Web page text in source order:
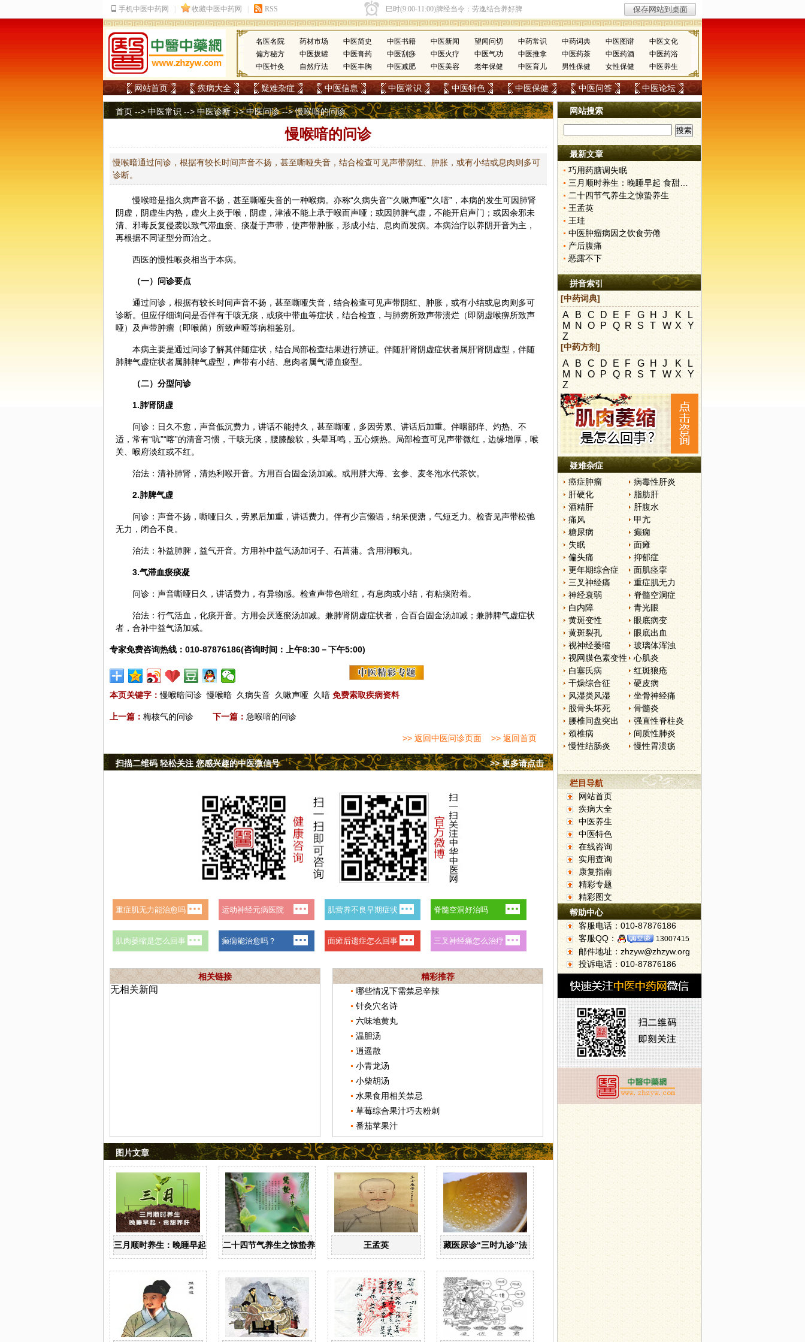
名医名院 药材市场 中医简史 中医书籍 中医新闻 望闻问切 中药常识 中药词典 中医图谱
中医文化
偏方秘方
中医拔罐 中医膏药 中医刮痧 中医火疗 中医气功 中医推拿 中医药茶 中医药酒
中医药浴
中医针灸
自然疗法 中医丰胸 中医减肥 中医美容 老年保健 中医育儿 男性保健 女性保健 中医养生
网站首页 疾病大全 疑难杂症 中医信息 中医常识 中医特色 中医保健 中医问答 中医论坛
首页 -->中医常识 -->中医诊断-->中医问诊--> 慢喉喑的问诊
慢喉喑的问诊
慢喉暗通过问诊，根据有较长时间声音不扬，甚至嘶哑失音，结合检查可见声带阴红、肿胀，或有小结或息肉则多可
诊断。
慢喉暗是指久病声音不扬，甚至嘶哑失音的一种喉病。亦称“久病失音”“久嗽声哑”“久喑”，本病的发生可因肺肾
阴虚 ，阴虚生内热，虚火上炎于喉，阴虚，津液不能上承于喉而声哑；或因肺脾气虚，不能开启声门；或因余邪未
清、邪毒反复侵袭以致气滞血瘀、痰凝于声带，使声带肿胀，形成小结、息肉而发病。本病治疗以养阴开音为主，
再根据不同证型分而治之。
西医的慢性喉炎相当于本病。
（一）问诊要点
通过问诊，根据有较长时间声音不扬，甚至嘶哑失音，结合检查可见声带阴红、肿胀，或有小结或息肉则多可
诊断。但应仔细询问是否伴有干咳无痰，或痰中带血等症状，结合检查，与肺痨所致声带溃烂（即阴虚喉痹所致声
哑）及声带肿瘤 （即喉菌）所致声哑等病相鉴别。
本病主要是通过问诊了解其伴随症状，结合局部检查结果进行辨证。伴随肝肾阴虚症状者属肝肾阴虚型，伴随
肺脾气虚症状者属肺脾气虚型，声带有小结、息肉者属气滞血瘀型。
（二）分型问诊
1.肺肾阴虚
问诊：日久不愈，声音低沉费力，讲话不能持久，甚至嘶哑，多因劳累、讲话后加重。伴咽部痒、灼热、不
适，常有“吭”“喀”的清音习惯，干咳无痰，腰膝酸软，头晕耳鸣，五心烦热。局部检查可见声带微红，边缘增厚，喉
关、喉府淡红或不红。
治法：清补肺肾，清热利喉开音。方用百合固金汤加减。或用胖大海 玄参 麦冬泡水代茶饮。
2.肺脾气虚
问诊：声音不扬，嘶哑日久，劳累后加重，讲话费力。伴有少言懒语，纳呆便溏，气短乏力。检杳见声带松弛
无力，闭合不良。
治法：补益肺脾，益气开音。方用补中益气汤加诃子 石菖蒲。含用润喉丸。
3.气滞血瘀痰凝
问诊：声音嘶哑日久，讲话费力，有异物感。检查声带色暗红，有息肉或小结，有粘痰附着。
治法：行气活血，化痰开音。方用会厌逐瘀汤加减。兼肺肾阴虚症状者，合百合固金汤加减；兼肺脾气虚症状
者，合补中益气汤加减。
专家免费咨询热线：010-87876186(咨询时间：上午8:30－下午5:00)
本页关键字：慢喉暗问诊 慢喉暗 久病失音 久嗽声哑 久喑 免费索取疾病资料
上一篇： 梅核气的问诊 下一篇： 急喉喑的问诊
>> 返回中医问诊页面 >> 返回首页
>> 更多请点击
扫描二维码 轻松关注 您感兴趣的中医微信号
相关链接
无相关新闻
精彩推荐
哪些情况下需禁忌辛辣
针灸穴名诗
六味地黄丸
温胆汤
逍遥散
小青龙汤
小柴胡汤
水果食用相关禁忌
草莓综合果汁巧去粉刺
番茄苹果汁
图片文章
三月顺时养生：晚睡早起 食甜养肝二十四节气养生之惊蛰养生 王孟英 藏医尿诊“三时九诊”法
网站搜索
最新文章
巧用药膳调失眠
三月顺时养生：晚睡早起 食甜养肝
二十四节气养生之惊蛰养生
王孟英
王珪
中医肿瘤病因之饮食劳倦
产后腹痛
恶露不下
拼音索引
[中药词典]
A B C D E F G H J K
L
M N O P Q R S T W X
Y
Z
[中药方剂]
A B C D E F G H J K
L
M N O P Q R S T W X
Y
Z
疑难杂症
癌症肿瘤
病毒性肝炎
肝硬化
脂肪肝
酒精肝
肝腹水
痛风
甲亢
糖尿病
癫痫
失眠
面瘫
偏头痛
抑郁症
更年期综合症
面肌痉挛
三叉神经痛
重症肌无力
神经衰弱
脊髓空洞症
白内障
青光眼
黄斑变性
眼底病变
黄斑裂孔
眼底出血
视神经萎缩
玻璃体浑浊
视网膜色素变性
心肌炎
白塞氏病
红斑狼疮
干燥综合征
硬皮病
风湿类风湿
坐骨神经痛
股骨头坏死
骨髓炎
腰椎间盘突出
强直性脊柱炎
颈椎病
间质性肺炎
慢性结肠炎
慢性胃溃疡
栏目导航
网站首页
疾病大全
中医养生
中医特色
在线咨询
实用查询
康复指南
精彩专题
精彩图文
帮助中心
客服电话：010-87876186
客服QQ：
13007415
邮件地址：zhzyw@zhzyw.org
投诉电话：010-87876186